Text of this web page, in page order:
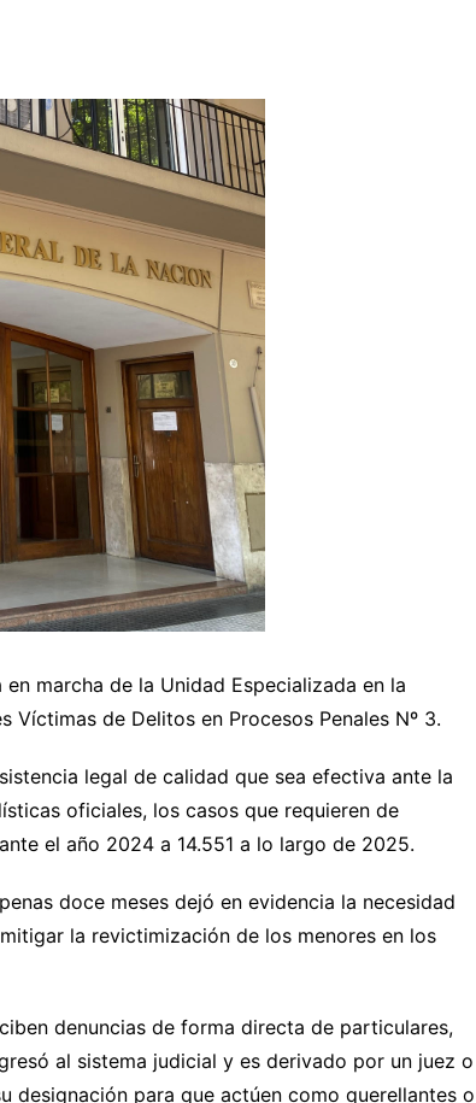
marcha de la Unidad Especializada en la
Víctimas de Delitos en Procesos Penales Nº 3.
legal de calidad que sea efectiva ante la
oficiales, los casos que requieren de
el año 2024 a 14.551 a lo largo de 2025.
doce meses dejó en evidencia la necesidad
la revictimización de los menores en los
denuncias de forma directa de particulares,
al sistema judicial y es derivado por un juez o
designación para que actúen como querellantes o